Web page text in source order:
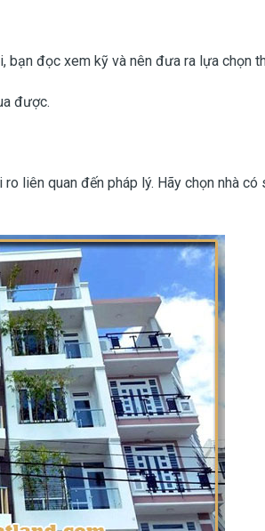
bạn đọc xem kỹ và nên đưa ra lựa chọn
được.
liên quan đến pháp lý. Hãy chọn nhà có